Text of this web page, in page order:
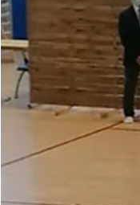
Equipe de France
EKF Bourges 2021